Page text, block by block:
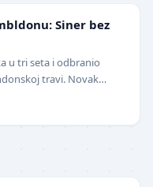
Siner bez
u tri seta i odbranio
travi. Novak